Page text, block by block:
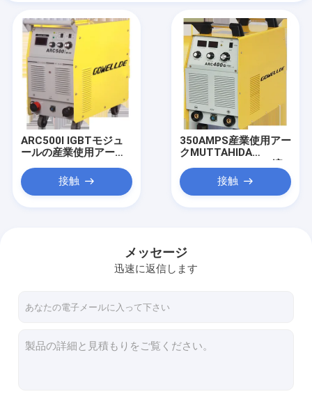
ARC500I IGBTモジュ
ールの産業使用アーク
E-AMALの溶接工
500ampsの流れ
接触
350AMPS産業使用アー
クMUTTAHIDA
接工頑丈なARC400G
IGBTのモデル
接触
メッセージ
迅速に返信します